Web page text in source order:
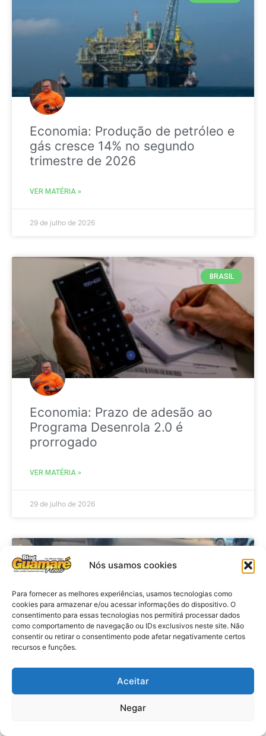
Nós usamos cookies
Para fornecer as melhores experiências, usamos tecnologias como
cookies para armazenar e/ou acessar informações do dispositivo. O
consentimento para essas tecnologias nos permitirá processar dados
como comportamento de navegação ou IDs exclusivos neste site. Não
consentir ou retirar o consentimento pode afetar negativamente certos
recursos e funções.
Aceitar
Negar
Economia: Produção de petróleo e
gás cresce 14% no segundo
trimestre de 2026
VER MATÉRIA »
29 de julho de 2026
BRASIL
Economia: Prazo de adesão ao
Programa Desenrola 2.0 é
prorrogado
VER MATÉRIA »
29 de julho de 2026
Acidente: A caminho do trabalho
professora se envolve em